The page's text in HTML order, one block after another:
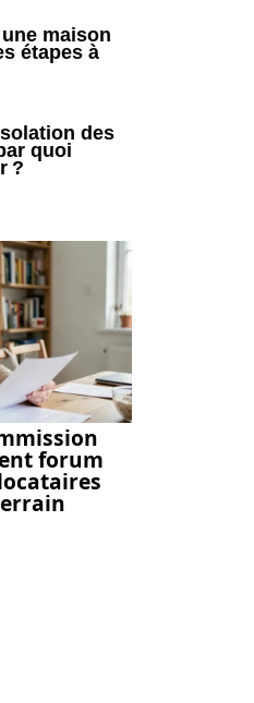
maison
étapes à
des
quoi
?
forum